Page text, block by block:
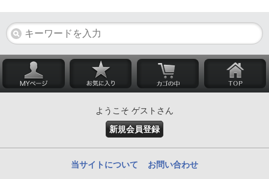
ようこそ ゲストさん
新規会員登録
当サイトについて お問い合わせ